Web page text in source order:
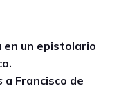
en un epistolario
a Francisco de